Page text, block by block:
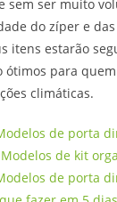
sem ser muito
do zíper e
itens estarão
ótimos para
climáticas.
de porta
de kit
de porta